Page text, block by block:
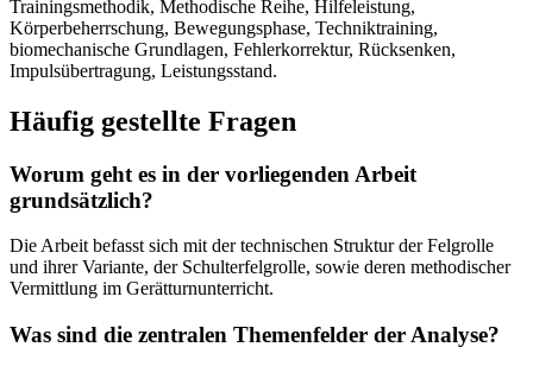
Trainingsmethodik, Methodische Reihe, Hilfeleistung,
Körperbeherrschung, Bewegungsphase, Techniktraining,
biomechanische Grundlagen, Fehlerkorrektur, Rücksenken,
Impulsübertragung, Leistungsstand.
Häufig gestellte Fragen
Worum geht es in der vorliegenden Arbeit
grundsätzlich?
Die Arbeit befasst sich mit der technischen Struktur der Felgrolle
und ihrer Variante, der Schulterfelgrolle, sowie deren methodischer
Vermittlung im Gerätturnunterricht.
Was sind die zentralen Themenfelder der Analyse?